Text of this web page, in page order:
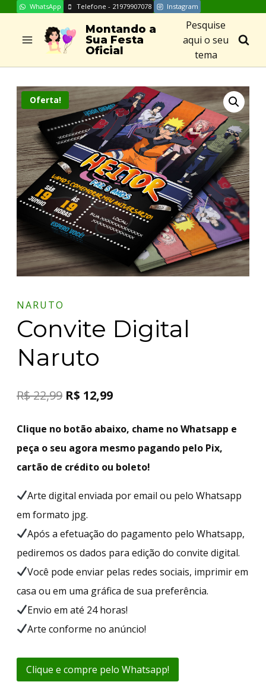
Skip
content
WhatsApp Telefone - 21979907078 Instagram
Montando a
Sua Festa
Oficial
Pesquise
aqui o seu
tema
Oferta!
NARUTO
Convite Digital
Naruto
R$22,99 R$ 12,99
Clique no botão abaixo, chame no Whatsapp e
peça o seu agora mesmo pagando pelo Pix,
cartão de crédito ou boleto!
Arte digital enviada por email ou pelo Whatsapp
em formato jpg.
Após a efetuação do pagamento pelo Whatsapp,
pediremos os dados para edição do convite digital.
Você pode enviar pelas redes sociais, imprimir em
casa ou em uma gráfica de sua preferência.
Envio em até 24 horas!
Arte conforme no anúncio!
Clique e compre pelo Whatsapp!